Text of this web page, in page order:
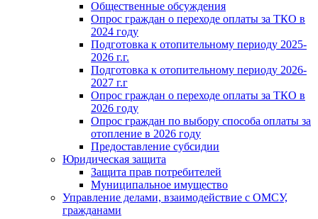
Общественные обсуждения
Опрос граждан о переходе оплаты за ТКО в
2024 году
Подготовка к отопительному периоду 2025-
2026 г.г.
Подготовка к отопительному периоду 2026-
2027 г.г
Опрос граждан о переходе оплаты за ТКО в
2026 году
Опрос граждан по выбору способа оплаты за
отопление в 2026 году
Предоставление субсидии
Юридическая защита
Защита прав потребителей
Муниципальное имущество
Управление делами, взаимодействие с ОМСУ,
гражданами